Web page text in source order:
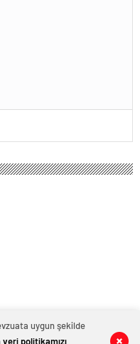
uygun şekilde
veri politikamızı